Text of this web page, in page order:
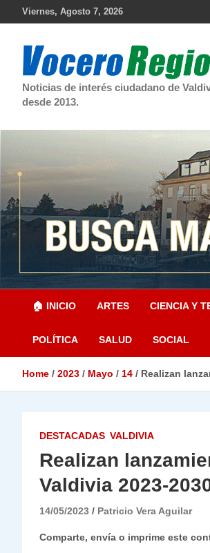
Viernes, Agosto 7, 2026
Noticias de interés ciudadano de
desde 2013.
🏠 INICIO ARTES CIENCIA Y
POLÍTICA SALUD SOCIAL
Home 2023 Mayo 14 Realizan
DESTACADAS VALDIVIA
Realizan
Valdivia 2023-
14/05/2023 Patricio Vera Aguilar
Comparte, envía o imprime este